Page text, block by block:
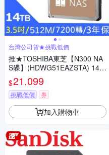
台灣公司貨★挑戰低價
推★TOSHIBA東芝【N300 NA
S碟】(HDWG51EAZSTA) 14T
B /7200轉/512MB/3.5吋/3Y NA
S硬碟
$21,099
挑戰低價 券
加入購物車